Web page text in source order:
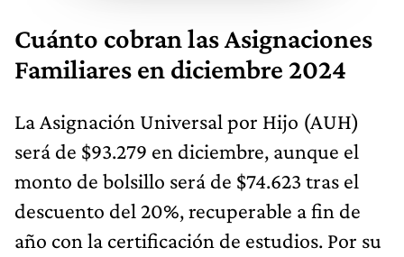
Cuánto cobran las Asignaciones
Familiares en diciembre 2024
La Asignación Universal por Hijo (AUH)
será de $93.279 en diciembre, aunque el
monto de bolsillo será de $74.623 tras el
descuento del 20%, recuperable a fin de
año con la certificación de estudios. Por su